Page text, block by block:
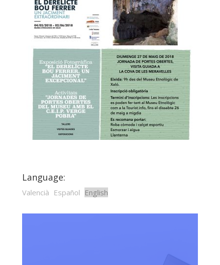
Language:
Valencià Español English